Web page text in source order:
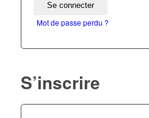
Se connecter
Mot de passe perdu ?
S’inscrire